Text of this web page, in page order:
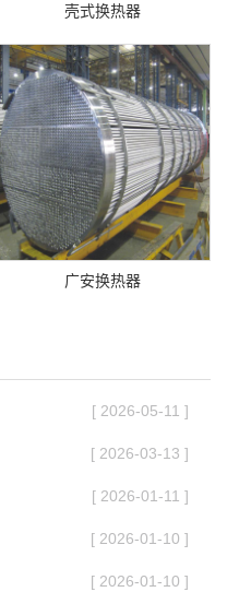
壳式换热器
广安换热器
[ 2026-05-11 ]
[ 2026-03-13 ]
[ 2026-01-11 ]
[ 2026-01-10 ]
[ 2026-01-10 ]